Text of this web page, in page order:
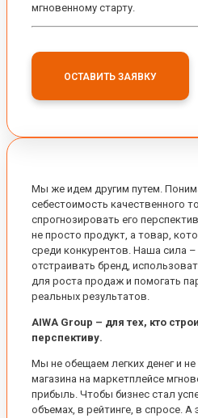
мгновенному старту.
ОСТАВИТЬ ЗАЯВКУ
Мы же идем другим путем.
себестоимость качественного
спрогнозировать его
не просто продукт, а товар,
среди конкурентов. Наша сила
отстраивать бренд,
для роста продаж и помогать
реальных результатов.
AIWA Group – для тех, кто
перспективу.
Мы не обещаем легких денег и
магазина на маркетплейсе
прибыль. Чтобы бизнес стал
объемах, в рейтинге, в спросе. А